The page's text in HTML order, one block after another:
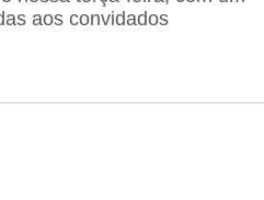
aos convidados